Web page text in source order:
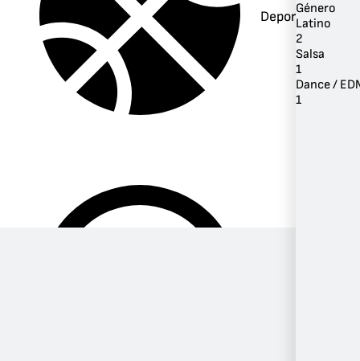
DeportesGénero
Latino
2
Salsa
1
Dance /
1